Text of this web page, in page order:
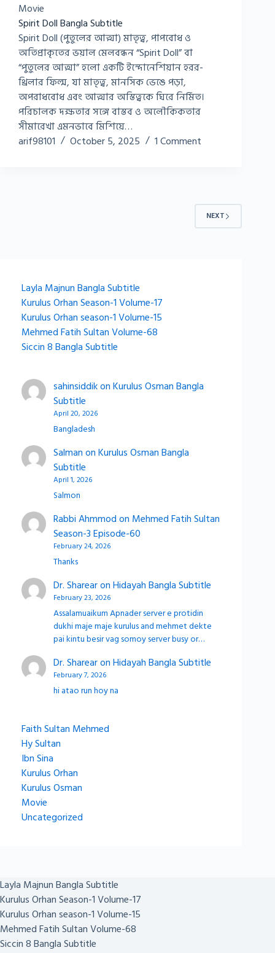
Movie
Spirit Doll Bangla Subtitle
Spirit Doll (পুতুলের আত্মা) মাতৃত্ব, পাপবোধ ও
অতিপ্রাকৃতের ভয়াল মেলবন্ধন “Spirit Doll” বা
“পুতুলের আত্মা” হলো একটি ইন্দোনেশিয়ান হরর-
থ্রিলার ফিল্ম, যা মাতৃত্ব, মানসিক ভেঙে পড়া,
অপরাধবোধ এবং আত্মার অস্তিত্বকে ঘিরে নির্মিত।
পরিচালক দক্ষতার সঙ্গে বাস্তব ও অলৌকিকতার
সীমারেখা এমনভাবে মিশিয়ে…
arif98101
October 5, 2025 1 Comment
NEXT
Layla Majnun Bangla Subtitle
Kurulus Orhan Season-1 Volume-17
Kurulus Orhan season-1 Volume-15
Mehmed Fatih Sultan Volume-68
Siccin 8 Bangla Subtitle
sahinsiddikonKurulus Osman Bangla
Subtitle
April 20, 2026
Bangladesh
SalmanonKurulus Osman Bangla
Subtitle
April 1, 2026
Salmon
Rabbi Ahmmodon Mehmed Fatih Sultan
Season-3 Episode-60
February 24, 2026
Thanks
Dr. SharearonHidayah Bangla Subtitle
February 23, 2026
Assalamuaikum Apnader server e protidin
dukhi maje maje kurulus and mehmet dekte
pai kintu besir vag somoy server busy or…
Dr. SharearonHidayah Bangla Subtitle
February 7, 2026
hi atao run hoy na
Faith Sultan Mehmed
Hy Sultan
Ibn Sina
Kurulus Orhan
Kurulus Osman
Movie
Uncategorized
Layla Majnun Bangla Subtitle
Kurulus Orhan Season-1 Volume-17
Kurulus Orhan season-1 Volume-15
Mehmed Fatih Sultan Volume-68
Siccin 8 Bangla Subtitle